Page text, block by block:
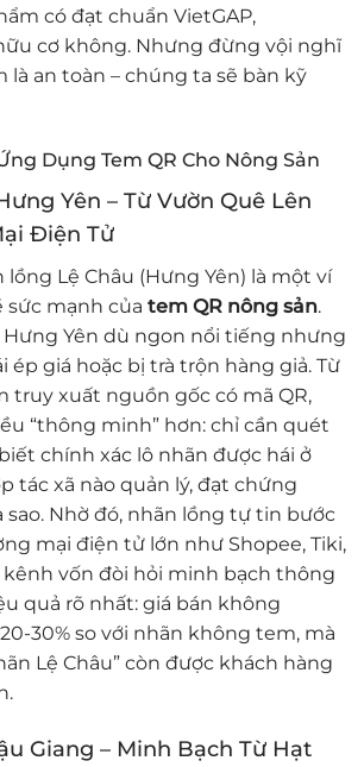
có đạt chuẩn VietGAP,
cơ không. Nhưng đừng vội nghĩ
là an toàn – chúng ta sẽ bàn kỹ
Dụng Tem QR Cho Nông Sản
Yên – Từ Vườn Quê Lên
Điện Tử
lồng Lệ Châu (Hưng Yên) là một ví
sức mạnh của tem QR nông sản.
Hưng Yên dù ngon nổi tiếng nhưng
ép giá hoặc bị trà trộn hàng giả. Từ
truy xuất nguồn gốc có mã QR,
“thông minh” hơn: chỉ cần quét
chính xác lô nhãn được hái ở
tác xã nào quản lý, đạt chứng
sao. Nhờ đó, nhãn lồng tự tin bước
mại điện tử lớn như Shopee, Tiki,
kênh vốn đòi hỏi minh bạch thông
quả rõ nhất: giá bán không
30% so với nhãn không tem, mà
Lệ Châu” còn được khách hàng
Giang – Minh Bạch Từ Hạt